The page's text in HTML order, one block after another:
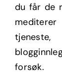
du får de
forsøk.